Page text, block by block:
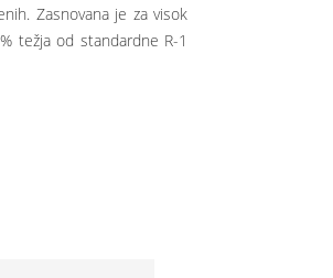
Zasnovana je za visok
težja od standardne R-1